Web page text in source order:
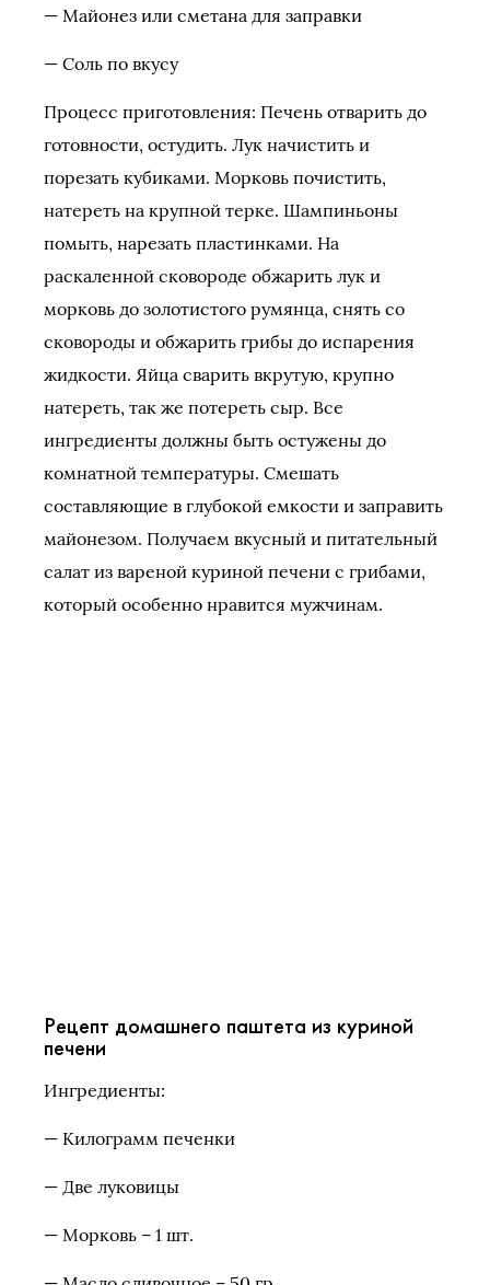
— Майонез или сметана для заправки
— Соль по вкусу
Процесс приготовления: Печень отварить до
готовности, остудить. Лук начистить и
порезать кубиками. Морковь почистить,
натереть на крупной терке. Шампиньоны
помыть, нарезать пластинками. На
раскаленной сковороде обжарить лук и
морковь до золотистого румянца, снять со
сковороды и обжарить грибы до испарения
жидкости. Яйца сварить вкрутую, крупно
натереть, так же потереть сыр. Все
ингредиенты должны быть остужены до
комнатной температуры. Смешать
составляющие в глубокой емкости и заправить
майонезом. Получаем вкусный и питательный
салат из вареной куриной печени с грибами,
который особенно нравится мужчинам.
Рецепт домашнего паштета из куриной
печени
Ингредиенты:
— Килограмм печенки
— Две луковицы
— Морковь – 1 шт.